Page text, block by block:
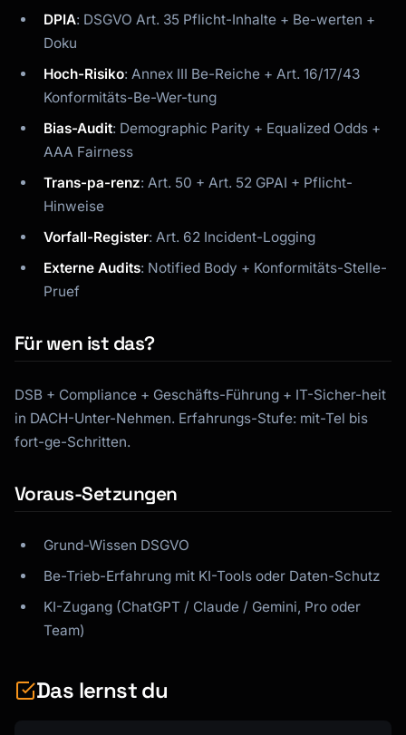
DPIA: DSGVO Art. 35 Pflicht-Inhalte + Be-werten +
Doku
Hoch-Risiko: Annex III Be-Reiche + Art. 16/17/43
Konformitäts-Be-Wer-tung
Bias-Audit: Demographic Parity + Equalized Odds +
AAA Fairness
Trans-pa-renz: Art. 50 + Art. 52 GPAI + Pflicht-
Hinweise
Vorfall-Register: Art. 62 Incident-Logging
Externe Audits: Notified Body + Konformitäts-Stelle-
Pruef
Für wen ist das?
DSB + Compliance + Geschäfts-Führung + IT-Sicher-heit
in DACH-Unter-Nehmen. Erfahrungs-Stufe: mit-Tel bis
fort-ge-Schritten.
Voraus-Setzungen
Grund-Wissen DSGVO
Be-Trieb-Erfahrung mit KI-Tools oder Daten-Schutz
KI-Zugang (ChatGPT / Claude / Gemini, Pro oder
Team)
Das lernst du
Kai
Kursfinder · für dich da